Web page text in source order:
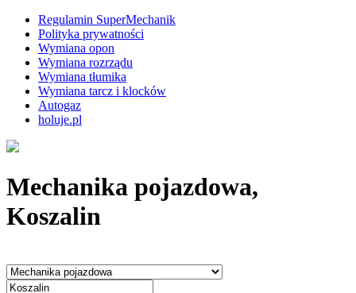
Regulamin SuperMechanik
Polityka prywatności
Wymiana opon
Wymiana rozrządu
Wymiana tłumika
Wymiana tarcz i klocków
Autogaz
holuje.pl
Mechanika pojazdowa,
Koszalin